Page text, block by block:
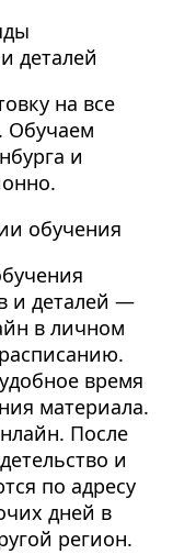
деталей
на все
Обучаем
и
обучения
и деталей —
в личном
время
материала.
После
и
по адресу
дней в
регион.